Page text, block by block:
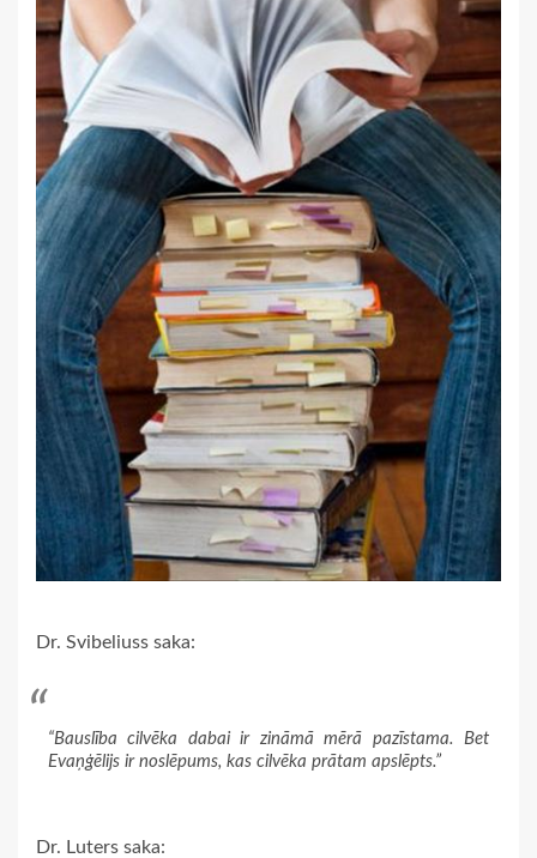
Dr. Svibeliuss saka:
“Bauslība cilvēka dabai ir zināmā mērā pazīstama. Bet
Evaņģēlijs ir noslēpums, kas cilvēka prātam apslēpts.”
Dr. Luters saka: